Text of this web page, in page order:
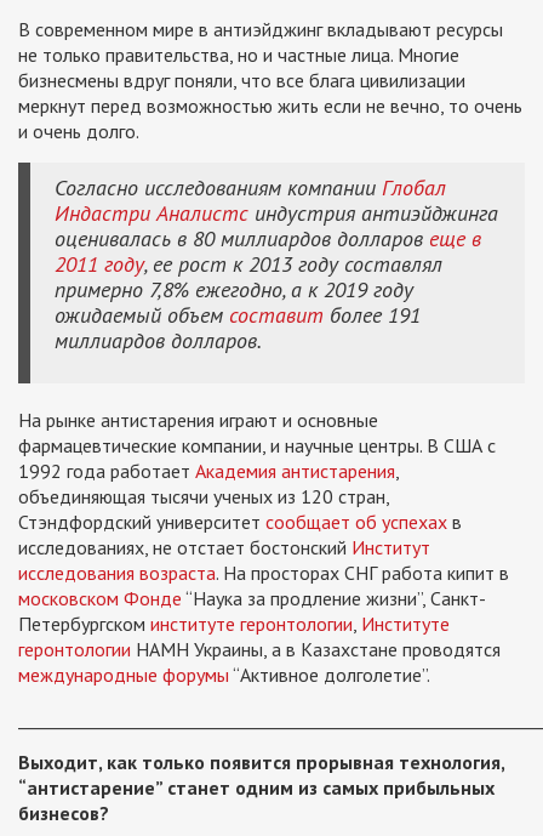
В современном мире в антиэйджинг вкладывают ресурсы
не только правительства, но и частные лица. Многие
бизнесмены вдруг поняли, что все блага цивилизации
меркнут перед возможностью жить если не вечно, то очень
и очень долго.
Согласно исследованиям компании Глобал
Индастри Аналистс индустрия антиэйджинга
оценивалась в 80 миллиардов долларов еще в
2011 году, ее рост к 2013 году составлял
примерно 7,8% ежегодно, а к 2019 году
ожидаемый объем составит более 191
миллиардов долларов.
На рынке антистарения играют и основные
фармацевтические компании, и научные центры. В США с
1992 года работает Академия антистарения,
объединяющая тысячи ученых из 120 стран,
Стэндфордский университет сообщает об успехах в
исследованиях, не отстает бостонский Институт
исследования возраста. На просторах СНГ работа кипит в
московском Фонде “Наука за продление жизни”, Санкт-
Петербургском институте геронтологии, Институте
геронтологии НАМН Украины, а в Казахстане проводятся
международные форумы “Активное долголетие”.
Выходит, как только появится прорывная технология,
“антистарение” станет одним из самых прибыльных
бизнесов?